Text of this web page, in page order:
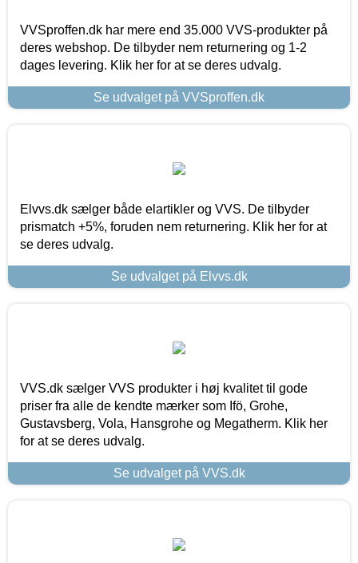
VVSproffen.dk har mere end 35.000 VVS-produkter på
deres webshop. De tilbyder nem returnering og 1-2
dages levering. Klik her for at se deres udvalg.
Se udvalget på VVSproffen.dk
Elvvs.dk sælger både elartikler og VVS. De tilbyder
prismatch +5%, foruden nem returnering. Klik her for at
se deres udvalg.
Se udvalget på Elvvs.dk
VVS.dk sælger VVS produkter i høj kvalitet til gode
priser fra alle de kendte mærker som Ifö, Grohe,
Gustavsberg, Vola, Hansgrohe og Megatherm. Klik her
for at se deres udvalg.
Se udvalget på VVS.dk